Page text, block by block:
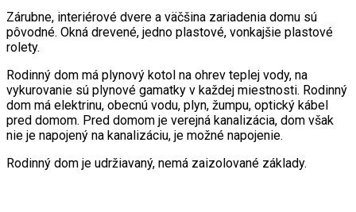
Zárubne, interiérové dvere a väčšina zariadenia domu sú
pôvodné. Okná drevené, jedno plastové, vonkajšie plastové
rolety.
Rodinný dom má plynový kotol na ohrev teplej vody, na
vykurovanie sú plynové gamatky v každej miestnosti. Rodinný
dom má elektrinu, obecnú vodu, plyn, žumpu, optický kábel
pred domom. Pred domom je verejná kanalizácia, dom však
nie je napojený na kanalizáciu, je možné napojenie.
Rodinný dom je udržiavaný, nemá zaizolované základy.